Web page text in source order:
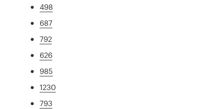
498
687
792
626
985
1230
793